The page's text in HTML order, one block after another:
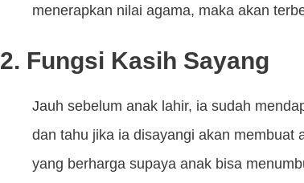
menerapkan nilai agama, maka akan
2. Fungsi Kasih Sayang
Jauh sebelum anak lahir, ia sudah
dan tahu jika ia disayangi akan membuat
yang berharga supaya anak bisa